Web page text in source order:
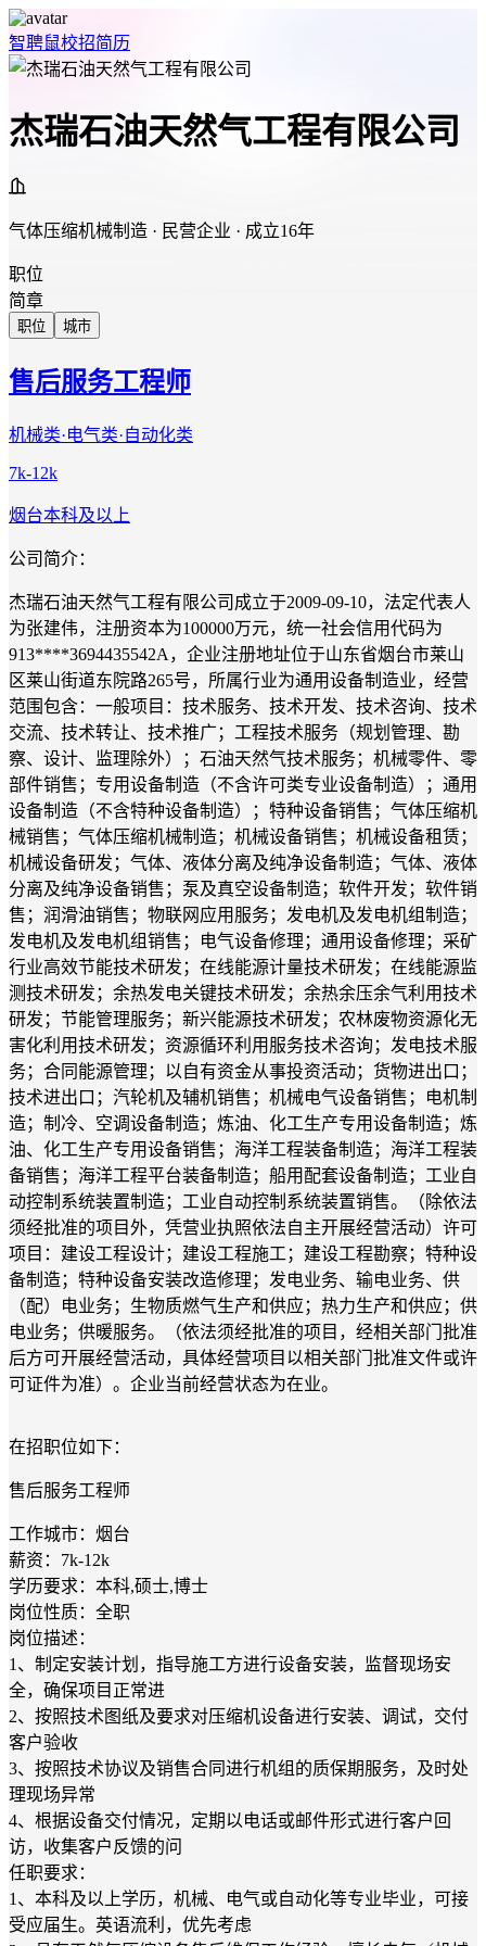
智聘鼠校招简历
杰瑞石油天然气工程有限公司
气体压缩机械制造 · 民营企业 · 成立16年
职位
简章
职位 城市
售后服务工程师
机械类·电气类·自动化类
7k-12k
烟台本科及以上
公司简介：
杰瑞石油天然气工程有限公司成立于2009-09-10，法定代表人
为张建伟，注册资本为100000万元，统一社会信用代码为
913****3694435542A，企业注册地址位于山东省烟台市莱山
区莱山街道东院路265号，所属行业为通用设备制造业，经营
范围包含：一般项目：技术服务、技术开发、技术咨询、技术
交流、技术转让、技术推广；工程技术服务（规划管理、勘
察、设计、监理除外）；石油天然气技术服务；机械零件、零
部件销售；专用设备制造（不含许可类专业设备制造）；通用
设备制造（不含特种设备制造）；特种设备销售；气体压缩机
械销售；气体压缩机械制造；机械设备销售；机械设备租赁；
机械设备研发；气体、液体分离及纯净设备制造；气体、液体
分离及纯净设备销售；泵及真空设备制造；软件开发；软件销
售；润滑油销售；物联网应用服务；发电机及发电机组制造；
发电机及发电机组销售；电气设备修理；通用设备修理；采矿
行业高效节能技术研发；在线能源计量技术研发；在线能源监
测技术研发；余热发电关键技术研发；余热余压余气利用技术
研发；节能管理服务；新兴能源技术研发；农林废物资源化无
害化利用技术研发；资源循环利用服务技术咨询；发电技术服
务；合同能源管理；以自有资金从事投资活动；货物进出口；
技术进出口；汽轮机及辅机销售；机械电气设备销售；电机制
造；制冷、空调设备制造；炼油、化工生产专用设备制造；炼
油、化工生产专用设备销售；海洋工程装备制造；海洋工程装
备销售；海洋工程平台装备制造；船用配套设备制造；工业自
动控制系统装置制造；工业自动控制系统装置销售。（除依法
须经批准的项目外，凭营业执照依法自主开展经营活动）许可
项目：建设工程设计；建设工程施工；建设工程勘察；特种设
备制造；特种设备安装改造修理；发电业务、输电业务、供
（配）电业务；生物质燃气生产和供应；热力生产和供应；供
电业务；供暖服务。（依法须经批准的项目，经相关部门批准
后方可开展经营活动，具体经营项目以相关部门批准文件或许
可证件为准）。企业当前经营状态为在业。
在招职位如下：
售后服务工程师
工作城市：烟台
薪资：7k-12k
学历要求：本科,硕士,博士
岗位性质：全职
岗位描述：
1、制定安装计划，指导施工方进行设备安装，监督现场安
全，确保项目正常进
2、按照技术图纸及要求对压缩机设备进行安装、调试，交付
客户验收
3、按照技术协议及销售合同进行机组的质保期服务，及时处
理现场异常
4、根据设备交付情况，定期以电话或邮件形式进行客户回
访，收集客户反馈的问
任职要求：
1、本科及以上学历，机械、电气或自动化等专业毕业，可接
受应届生。英语流利，优先考虑